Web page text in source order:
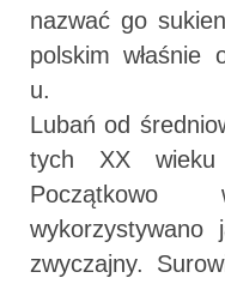
nazwać go
polskim właśnie
u.
Lubań od
tych XX wieku
wykorzystywano
zwyczajny.